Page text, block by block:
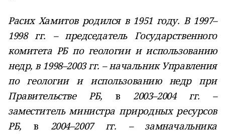
Расих Хамитов родился в 1951 году. В 1997–
1998 гг. – председатель Государственного
комитета РБ по геологии и использованию
недр, в 1998–2003 гг. – начальник Управления
по геологии и использованию недр при
Правительстве РБ, в 2003–2004 гг. –
заместитель министра природных ресурсов
РБ, в 2004–2007 гг. – замначальника